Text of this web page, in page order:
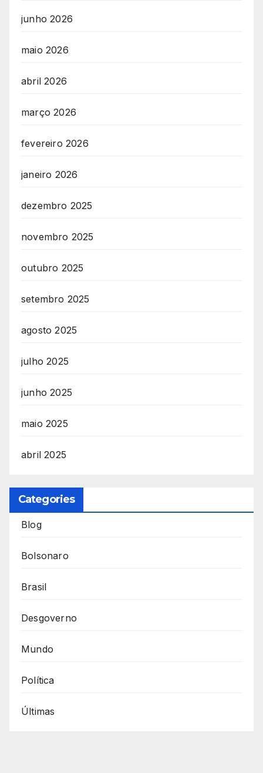
junho 2026
maio 2026
abril 2026
março 2026
fevereiro 2026
janeiro 2026
dezembro 2025
novembro 2025
outubro 2025
setembro 2025
agosto 2025
julho 2025
junho 2025
maio 2025
abril 2025
Categories
Blog
Bolsonaro
Brasil
Desgoverno
Mundo
Política
Últimas